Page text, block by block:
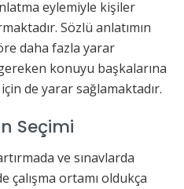
eylemiyle kişiler
Sözlü anlatımın
daha fazla yarar
gereken konuyu başkalarına
de yarar sağlamaktadır.
Seçimi
ve sınavlarda
çalışma ortamı oldukça